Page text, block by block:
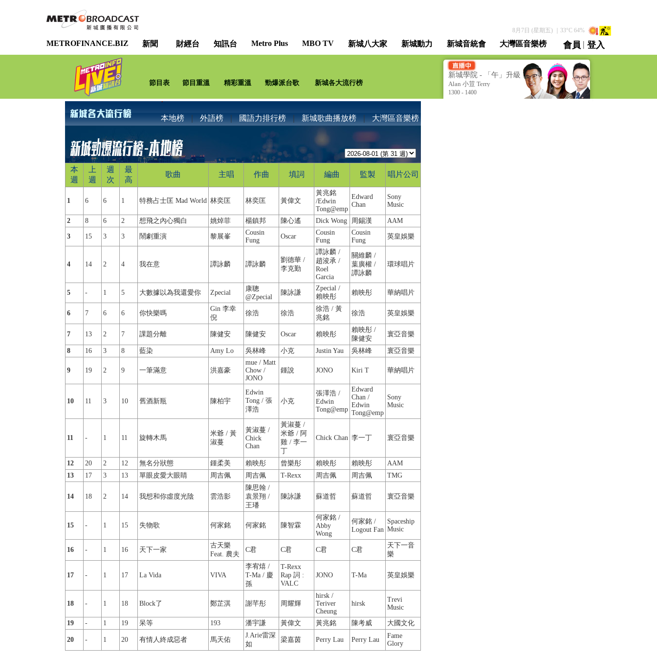
8月7日 (星期五)｜ 33°C 64%
METROFINANCE.BIZ 新聞 財經台 知訊台 Metro Plus MBO TV 新城八大家 新城動力 新城音統會 大灣區音樂榜 會員 | 登入
直播 / 重溫
節目表 節目重溫 精彩重溫 勁爆派台歌 新城各大流行榜
新城學院 - 「午」升級
學堂 [Metro Academy -
Level Up Luncheon]
Alan 小荳 Terry
1300 - 1400
本地榜 外語榜 國語力排行榜 新城歌曲播放榜 大灣區音樂榜
本
週
上
週
週
次
最
高
歌曲 主唱 作曲 填詞 編曲 監製 唱片公司
1 6 6 1 特務占士匡 Mad World 林奕匡 林奕匡 黃偉文
黃兆銘
/Edwin
Tong@emp
Edward
Chan
Sony
Music
2 8 6 2 想飛之內心獨白 姚焯菲 楊鎮邦 陳心遙 Dick Wong 周錫漢 AAM
3 15 3 3 鬧劇重演 黎展峯
Cousin
Fung
Oscar
Cousin
Fung
Cousin
Fung
英皇娛樂
4 14 2 4 我在意 譚詠麟 譚詠麟
劉德華 /
李克勤
譚詠麟 /
趙浚承 /
Roel
Garcia
關維麟 /
葉廣權 /
譚詠麟
環球唱片
5 - 1 5 大數據以為我還愛你 Zpecial
康聰
@Zpecial
陳詠謙
Zpecial /
賴映彤
賴映彤 華納唱片
6 7 6 6 你快樂嗎
Gin 李幸
倪
徐浩 徐浩
徐浩 / 黃
兆銘
徐浩 英皇娛樂
7 13 2 7 課題分離 陳健安 陳健安 Oscar 賴映彤
賴映彤 /
陳健安
寰亞音樂
8 16 3 8 藍染 Amy Lo 吳林峰 小克 Justin Yau 吳林峰 寰亞音樂
9 19 2 9 一筆滿意 洪嘉豪
mue / Matt
Chow /
JONO
鍾說 JONO Kiri T 華納唱片
10 11 3 10 舊酒新瓶 陳柏宇
Edwin
Tong / 張
澤浩
小克
張澤浩 /
Edwin
Tong@emp
Edward
Chan /
Edwin
Tong@emp
Sony
Music
11 - 1 11 旋轉木馬
米爺 / 黃
淑蔓
黃淑蔓 /
Chick
Chan
黃淑蔓 /
米爺 / 阿
雞 / 李一
丁
Chick Chan 李一丁 寰亞音樂
12 20 2 12 無名分狀態 鍾柔美 賴映彤 曾樂彤 賴映彤 賴映彤
AAM
13
17 3 13 單眼皮愛大眼睛 周吉佩 周吉佩 T-Rexx 周吉佩 周吉佩 TMG
14 18 2 14 我想和你虛度光陰 雲浩影
陳思翰 /
袁景翔 /
王璠
陳詠謙 蘇道哲 蘇道哲 寰亞音樂
15 - 1 15 失物歌 何家銘 何家銘 陳智霖
何家銘 /
Abby
Wong
何家銘 /
Logout Fan
Spaceship
Music
16 - 1 16 天下一家
古天樂
Feat. 農夫
C君 C君 C君 C君
天下一音
樂
17 - 1 17 La Vida VIVA
李宥熺 /
T-Ma / 慶
孫
T-Rexx
Rap 詞 :
VALC
JONO T-Ma 英皇娛樂
18 - 1 18 Block了 鄭芷淇 謝芊彤 周耀輝
hirsk /
Teriver
Cheung
hirsk
Trevi
Music
19 - 1 19 呆等 193 潘宇謙 黃偉文 黃兆銘 陳考威 大國文化
20 - 1 20 有情人終成惡者 馬天佑
J.Arie雷深
如
梁嘉茵 Perry Lau Perry Lau
Fame
Glory